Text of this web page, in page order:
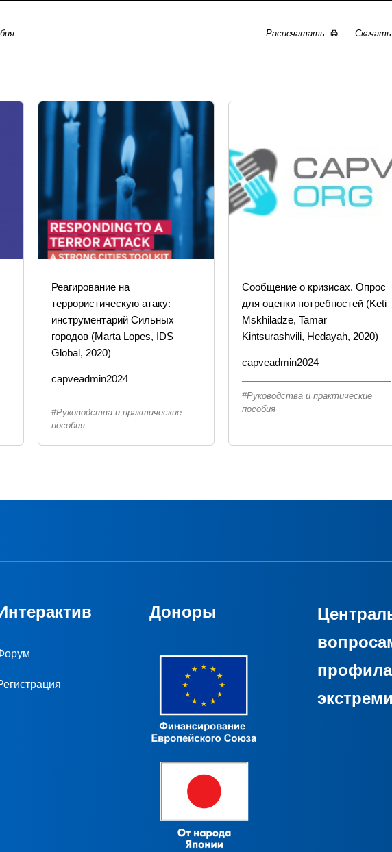
Распечатать
Реагирование на
террористическую атаку:
инструментарий Сильных
городов (Marta Lopes, IDS
Global, 2020)
capveadmin2024
Руководства и практические
пособия
Сообщение о кризисах. Опрос
для оценки потребностей (Keti
Mskhiladze, Tamar
Kintsurashvili, Hedayah, 2020)
capveadmin2024
Руководства и практические
пособия
Доноры